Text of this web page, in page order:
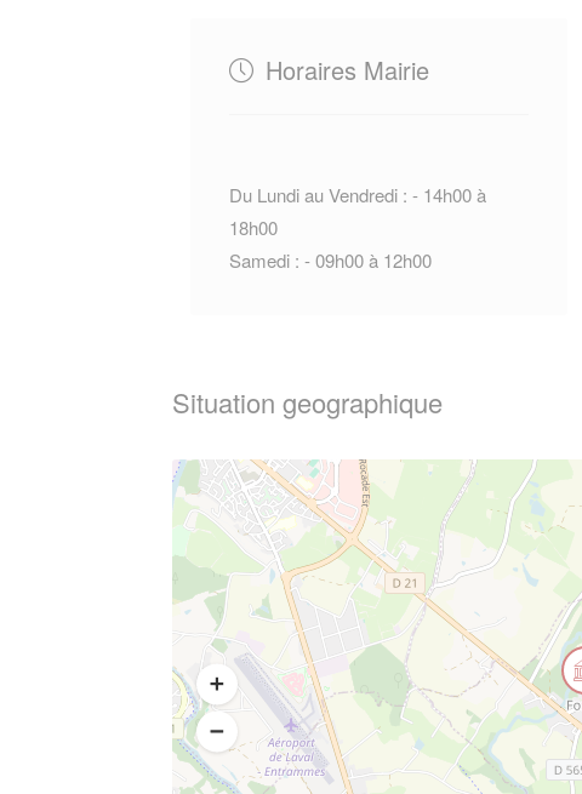
Horaires Mairie
Du Lundi au Vendredi : - 14h00 à
18h00
Samedi : - 09h00 à 12h00
Situation geographique